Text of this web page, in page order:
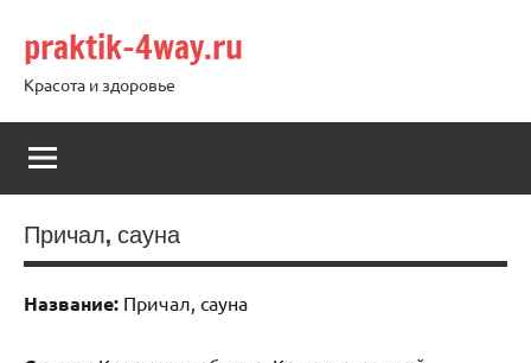
содержимому
praktik-4way.ru
Красота и здоровье
Причал, сауна
Название: Причал, сауна